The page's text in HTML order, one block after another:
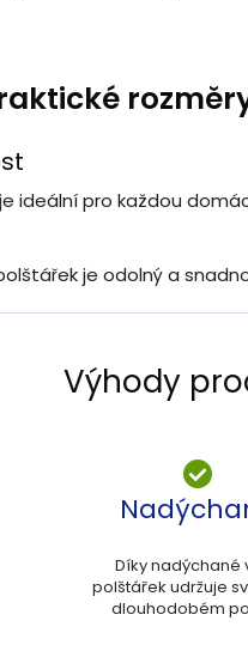
ideální pro každou
je odolný a
Výhody
Díky nadýchané
polštářek udržuje
dlouhodobém